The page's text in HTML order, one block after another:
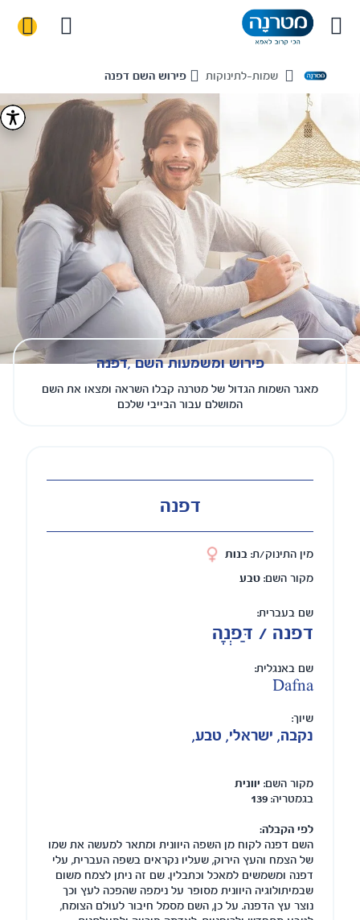
Home שמות-לתינוקות פירוש השם דפנה
פירוש ומשמעות השם ,דפנה
מאגר השמות הגדול של מטרנה קבלו השראה ומצאו את השם
המושלם עבור הבייבי שלכם
דפנה
מין התינוק/ת: בנות
מקור השם: טבע
שם בעברית:
דפנה / דַּפְנָה
שם באנגלית:
Dafna
שיוך:
נקבה, ישראלי, טבע,
מקור השם: יוונית
בגמטריה: 139
לפי הקבלה:
השם דפנה לקוח מן השפה היוונית ומתאר למעשה את שמו
של הצמח והעץ הירוק, שעליו נקראים בשפה העברית, עלי
דפנה ומשמשים למאכל וכתבלין. שם זה ניתן לצמח משום
שבמיתולוגיה היוונית מסופר על נימפה שהפכה לעץ וכך
נוצר עץ הדפנה. על כן, השם מסמל חיבור לעולם הצומח,